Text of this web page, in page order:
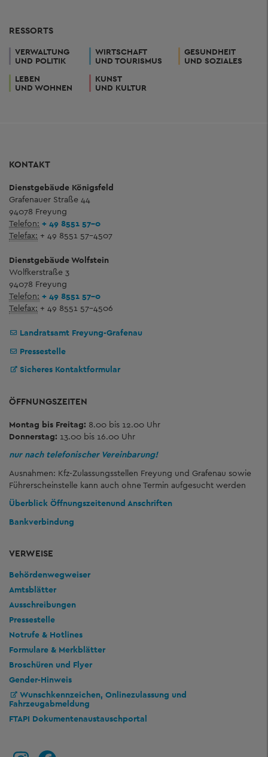
RESSORTS
VERWALTUNG
UND POLITIK
WIRTSCHAFT
UND TOURISMUS
GESUNDHEIT
UND SOZIALES
LEBEN
UND WOHNEN
KUNST
UND KULTUR
KONTAKT
Dienstgebäude Königsfeld
Grafenauer Straße 44
94078 Freyung
Telefon: + 49 8551 57-0
Telefax: + 49 8551 57-4507
Dienstgebäude Wolfstein
Wolfkerstraße 3
94078 Freyung
Telefon: + 49 8551 57-0
Telefax: + 49 8551 57-4506
Landratsamt Freyung-Grafenau
Pressestelle
Sicheres Kontaktformular
ÖFFNUNGSZEITEN
Montag bis Freitag: 8.00 bis 12.00 Uhr
Donnerstag: 13.00 bis 16.00 Uhr
nur nach telefonischer Vereinbarung!
Ausnahmen: Kfz-Zulassungsstellen Freyung und Grafenau sowie
Führerscheinstelle kann auch ohne Termin aufgesucht werden
Überblick Öffnungszeitenund Anschriften
Bankverbindung
VERWEISE
Behördenwegweiser
Amtsblätter
Ausschreibungen
Pressestelle
Notrufe & Hotlines
Formulare & Merkblätter
Broschüren und Flyer
Gender-Hinweis
Wunschkennzeichen, Onlinezulassung und
Fahrzeugabmeldung
FTAPI Dokumentenaustauschportal